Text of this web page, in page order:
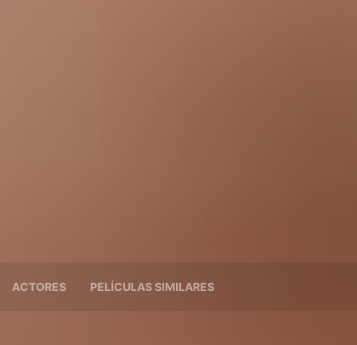
ACTORES PELÍCULAS SIMILARES